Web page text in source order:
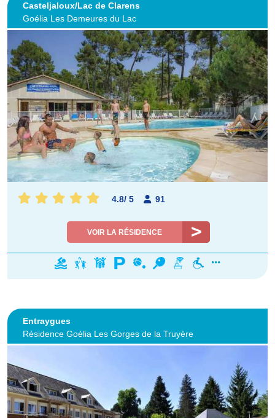
Casteljaloux/Lac de Clarens
Goélia Les Demeures du Lac
4.8/ 5 91
VOIR LA RÉSIDENCE
Entraygues
Résidence Goélia Les Gorges de la Truyère